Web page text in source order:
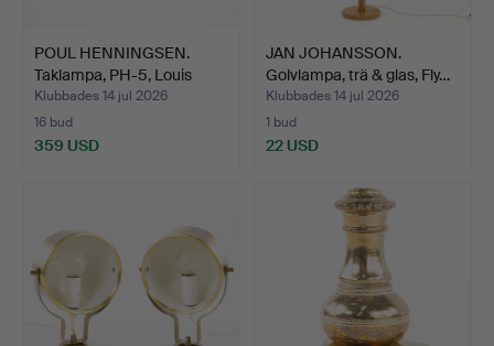
POUL HENNINGSEN.
Taklampa, PH-5, Louis
Pou…
Klubbades 14 jul 2026
16 bud
359 USD
JAN JOHANSSON.
Golvlampa, trä & glas, Fly…
Klubbades 14 jul 2026
1 bud
22 USD